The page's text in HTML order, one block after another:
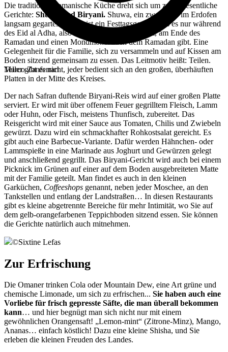
Marco Zanferrari
Die traditionelle omanische Küche dreht sich um zwei wesentliche
Gerichte: Shuwa und Biryani. Shuwa, ein zwei Tage im Erdofen
langsam gegartes Lamm, ist ein Festtagsgericht, das es nur während
des Eid al Adha, also am islamischen Opferfest, am Ende des
Ramadan und einen Mondmonat nach dem Ramadan gibt. Eine
Gelegenheit für die Familie, sich zu versammeln und auf Kissen am
Boden sitzend gemeinsam zu essen. Das Leitmotiv heißt: Teilen.
Teller gibt es nicht, jeder bedient sich an den großen, überhäuften
Platten in der Mitte des Kreises.
Der nach Safran duftende Biryani-Reis wird auf einer großen Platte
serviert. Er wird mit über offenem Feuer gegrilltem Fleisch, Lamm
oder Huhn, oder Fisch, meistens Thunfisch, zubereitet. Das
Reisgericht wird mit einer Sauce aus Tomaten, Chilis und Zwiebeln
gewürzt. Dazu wird ein schmackhafter Rohkostsalat gereicht. Es
gibt auch eine Barbecue-Variante. Dafür werden Hähnchen- oder
Lammspieße in eine Marinade aus Joghurt und Gewürzen gelegt
und anschließend gegrillt. Das Biryani-Gericht wird auch bei einem
Picknick im Grünen auf einer auf dem Boden ausgebreiteten Matte
mit der Familie geteilt. Man findet es auch in den kleinen
Garküchen, Coffeeshops genannt, neben jeder Moschee, an den
Tankstellen und entlang der Landstraßen… In diesen Restaurants
gibt es kleine abgetrennte Bereiche für mehr Intimität, wo Sie auf
dem gelb-orangefarbenen Teppichboden sitzend essen. Sie können
die Gerichte natürlich auch mitnehmen.
©Sixtine Lefas
Zur Erfrischung
Die Omaner trinken Cola oder Mountain Dew, eine Art grüne und
chemische Limonade, um sich zu erfrischen... Sie haben auch eine
Vorliebe für frisch gepresste Säfte, die man überall bekommen
kann… und hier begnügt man sich nicht nur mit einem
gewöhnlichen Orangensaft! „Lemon-mint“ (Zitrone-Minz), Mango,
Ananas… einfach köstlich! Dazu eine kleine Shisha, und Sie
erleben die kleinen Freuden des Landes.